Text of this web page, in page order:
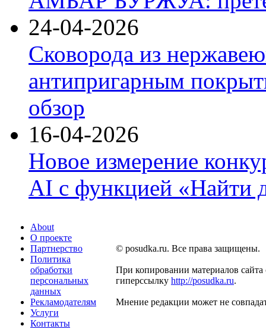
24-04-2026
Сковорода из
антипригарным
обзор
16-04-2026
Новое измерение
AI с функцией «Найти
About
О проекте
Партнерство
Политика
обработки
персональных
данных
Рекламодателям
Услуги
Контакты
© posudka.ru. Все права защищены.
При копировании материалов сайта
гиперссылку http://posudka.ru.
Мнение редакции может не